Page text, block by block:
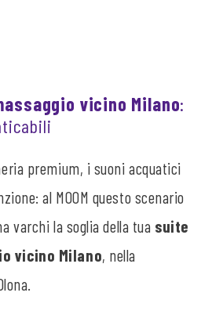
vicino Milano:
premium, i suoni acquatici
al MOOM questo scenario
varchi la soglia della tua suite
vicino Milano, nella